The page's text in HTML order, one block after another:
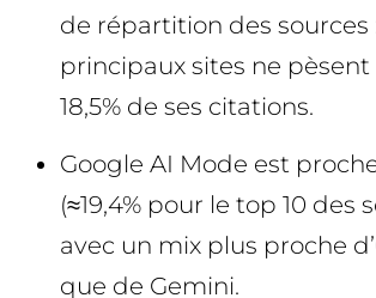
de répartition des sources
principaux sites ne pèsent
18,5% de ses citations.
Google AI Mode est
(≈19,4% pour le top 10 des
avec un mix plus proche
que de Gemini.